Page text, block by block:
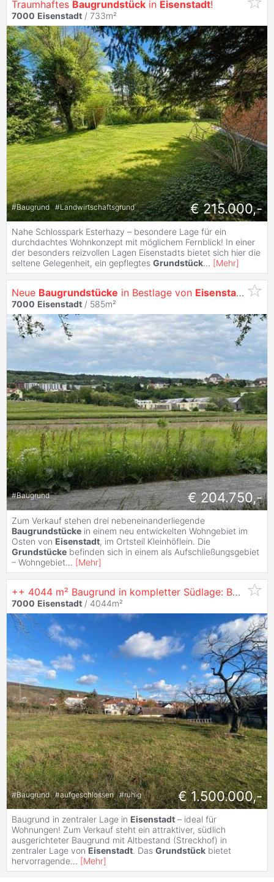
Traumhaftes Baugrundstück in Eisenstadt!
7000 Eisenstadt / 733m²
#Baugrund #Landwirtschaftsgrund € 215.000,-
Nahe Schlosspark Esterhazy – besondere Lage für ein
durchdachtes Wohnkonzept mit möglichem Fernblick! In einer
der besonders reizvollen Lagen Eisenstadts bietet sich hier die
seltene Gelegenheit, ein gepflegtes Grundstück... [Mehr]
Neue Baugrundstücke in Bestlage von Eisenstadt
7000 Eisenstadt / 585m²
#Baugrund € 204.750,-
Zum Verkauf stehen drei nebeneinanderliegende
Baugrundstücke in einem neu entwickelten Wohngebiet im
Osten von Eisenstadt, im Ortsteil Kleinhöflein. Die
Grundstücke befinden sich in einem als Aufschließungsgebiet
– Wohngebiet... [Mehr]
++ 4044 m² Baugrund in kompletter Südlage: Bauträger gesucht! I MB IMMOBILIEN ++
7000 Eisenstadt / 4044m²
#Baugrund #aufgeschlossen #ruhig € 1.500.000,-
Baugrund in zentraler Lage in Eisenstadt – ideal für
Wohnungen! Zum Verkauf steht ein attraktiver, südlich
ausgerichteter Baugrund mit Altbestand (Streckhof) in
zentraler Lage von Eisenstadt. Das Grundstück bietet
hervorragende... [Mehr]